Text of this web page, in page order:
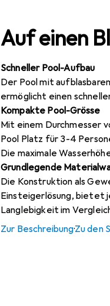
Auf einen
Schneller Pool-Aufbau
Der Pool mit
ermöglicht einen
Kompakte Pool-Grösse
Mit einem Durchmesser
Pool Platz für 3-4
Die maximale
Grundlegende
Die Konstruktion als
Einsteigerlösung, bietet
Langlebigkeit im
Zur Beschreibung·Zu den